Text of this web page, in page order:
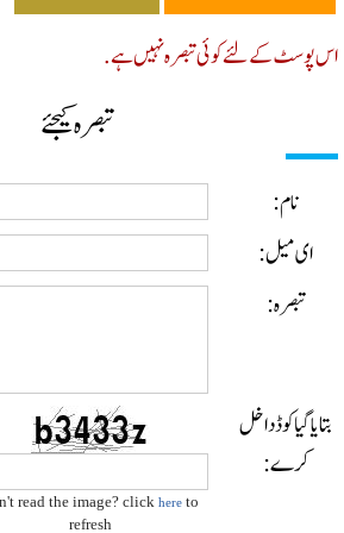
کے لئے کوئی تبصرہ نہیں ہے.
تبصرہ کیجئے
نام:
ای میل:
تبصرہ:
گیا کوڈ داخل
کرے:
Can't read the image? clickhere
refresh